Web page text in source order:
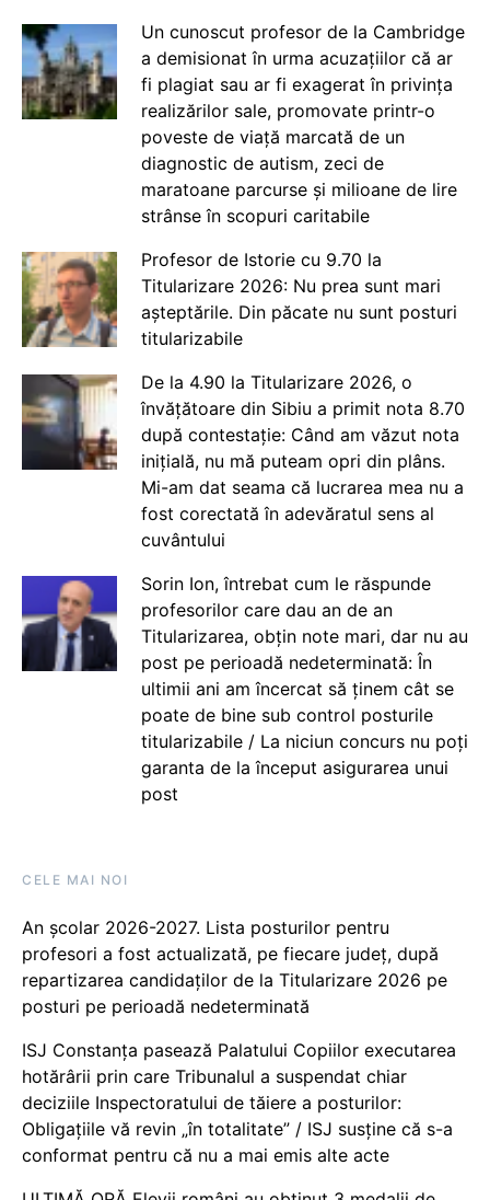
Un cunoscut profesor de la Cambridge
a demisionat în urma acuzațiilor că ar
fi plagiat sau ar fi exagerat în privința
realizărilor sale, promovate printr-o
poveste de viață marcată de un
diagnostic de autism, zeci de
maratoane parcurse și milioane de lire
strânse în scopuri caritabile
Profesor de Istorie cu 9.70 la
Titularizare 2026: Nu prea sunt mari
așteptările. Din păcate nu sunt posturi
titularizabile
De la 4.90 la Titularizare 2026, o
învățătoare din Sibiu a primit nota 8.70
după contestație: Când am văzut nota
inițială, nu mă puteam opri din plâns.
Mi-am dat seama că lucrarea mea nu a
fost corectată în adevăratul sens al
cuvântului
Sorin Ion, întrebat cum le răspunde
profesorilor care dau an de an
Titularizarea, obțin note mari, dar nu au
post pe perioadă nedeterminată: În
ultimii ani am încercat să ținem cât se
poate de bine sub control posturile
titularizabile / La niciun concurs nu poți
garanta de la început asigurarea unui
post
CELE MAI NOI
An școlar 2026-2027. Lista posturilor pentru
profesori a fost actualizată, pe fiecare județ, după
repartizarea candidaților de la Titularizare 2026 pe
posturi pe perioadă nedeterminată
ISJ Constanța pasează Palatului Copiilor executarea
hotărârii prin care Tribunalul a suspendat chiar
deciziile Inspectoratului de tăiere a posturilor:
Obligațiile vă revin „în totalitate” / ISJ susține că s-a
conformat pentru că nu a mai emis alte acte